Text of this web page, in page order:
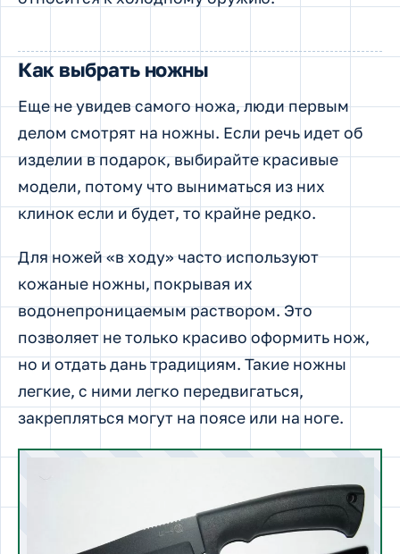
Как выбрать ножны
Еще не увидев самого ножа, люди первым
делом смотрят на ножны. Если речь идет об
изделии в подарок, выбирайте красивые
модели, потому что выниматься из них
клинок если и будет, то крайне редко.
Для ножей «в ходу» часто используют
кожаные ножны, покрывая их
водонепроницаемым раствором. Это
позволяет не только красиво оформить нож,
но и отдать дань традициям. Такие ножны
легкие, с ними легко передвигаться,
закрепляться могут на поясе или на ноге.